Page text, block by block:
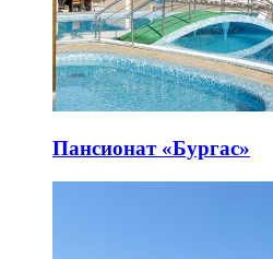
Пансионат «Бургас»